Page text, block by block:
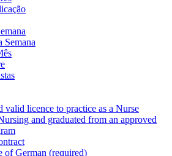
Semana
valid licence to practice as a Nurse
and graduated from an approved
of German (required)